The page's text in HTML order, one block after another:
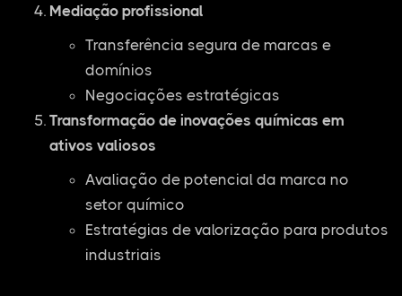
Mediação profissional
Transferência segura de marcas e
domínios
Negociações estratégicas
Transformação de inovações químicas em
ativos valiosos
Avaliação de potencial da marca no
setor químico
Estratégias de valorização para produtos
industriais